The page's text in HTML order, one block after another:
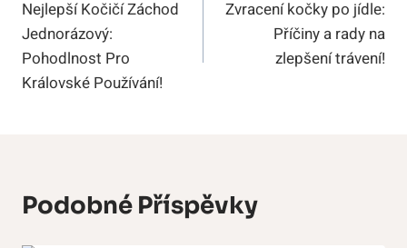
Pro
Příspěvek
Nejlepší Kočičí Záchod
Jednorázový:
Pohodlnost Pro
Královské Používání!
Zvracení kočky po jídle:
Příčiny a rady na
zlepšení trávení!
Podobné Příspěvky